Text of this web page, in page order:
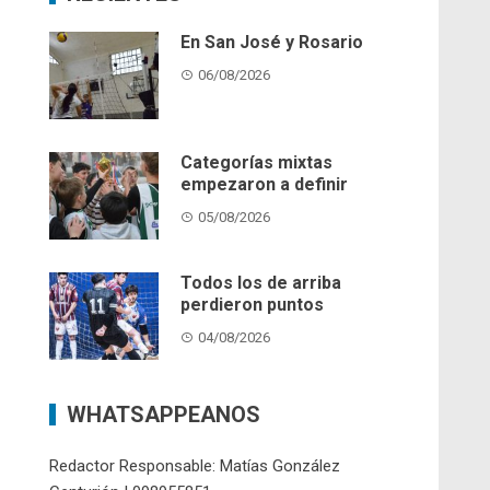
En San José y Rosario
06/08/2026
Categorías mixtas
empezaron a definir
05/08/2026
Todos los de arriba
perdieron puntos
04/08/2026
WHATSAPPEANOS
Redactor Responsable: Matías González